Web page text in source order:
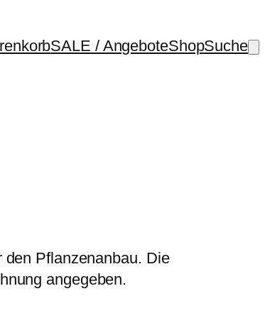
SALE / AngeboteShopSuche
Pflanzenanbau. Die
angegeben.